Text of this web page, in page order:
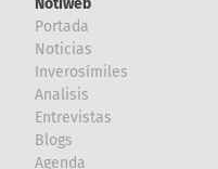
Portada
Noticias
Inverosímiles
Analisis
Entrevistas
Blogs
Agenda